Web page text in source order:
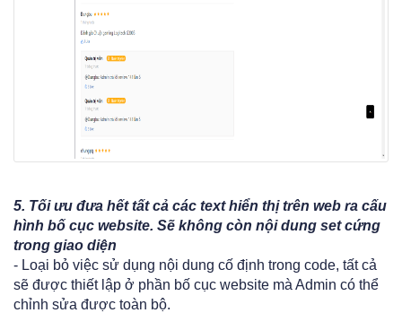
5. Tối ưu đưa hết tất cả các text hiển thị trên web ra cấu
hình bố cục website. Sẽ không còn nội dung set cứng
trong giao diện
- Loại bỏ việc sử dụng nội dung cố định trong code, tất cả
sẽ được thiết lập ở phần bố cục website mà Admin có thể
chỉnh sửa được toàn bộ.